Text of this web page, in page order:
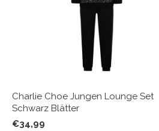
Charlie Choe Jungen Lounge Set
Schwarz Blätter
€34,99